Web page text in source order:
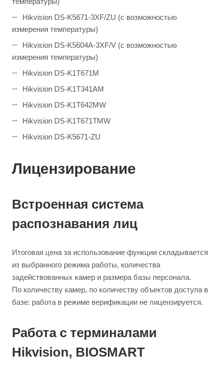
Hikvision DS-K5671-3XF/ZU (с возможностью
измерения температуры)
Hikvision DS-K5604A-3XF/V (с возможностью
измерения температуры)
Hikvision DS-K1T671M
Hikvision DS-K1T341AM
Hikvision DS-K1T642MW
Hikvision DS-K1T671TMW
Hikvision DS-K5671-ZU
Лицензирование
Встроенная система
распознавания лиц
Итоговая цена за использование функции складывается
из выбранного режима работы, количества
задействованных камер и размера базы персонала.
По количеству камер, по количеству объектов доступа в
базе: работа в режиме верификации не лицензируется.
Работа с терминалами
Hikvision, BIOSMART